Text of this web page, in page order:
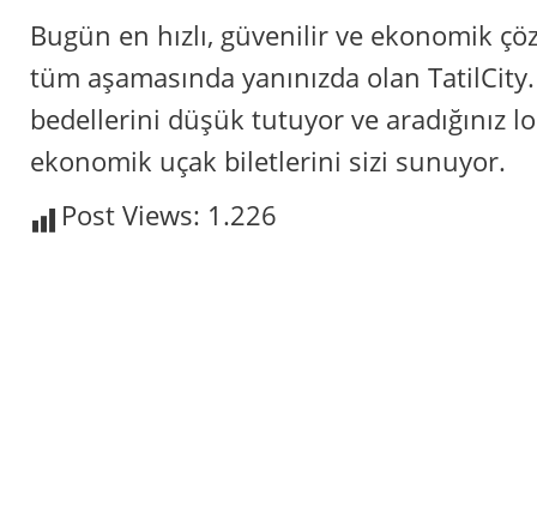
Bugün en hızlı, güvenilir ve ekonomik
tüm aşamasında yanınızda olan
bedellerini düşük tutuyor ve aradığınız
ekonomik uçak biletlerini sizi sunuyor.
Post Views: 1.226